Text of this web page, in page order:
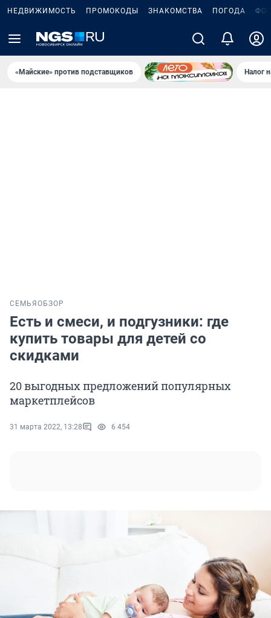
НЕДВИЖИМОСТЬ ПРОМОКОДЫ ЗНАКОМСТВА ПОГОДА
«Майские» против подставщиков Налог
СЕМЬЯ ОБЗОР
Есть и смеси, и подгузники: где
купить товары для детей со
скидками
20 выгодных предложений популярных
маркетплейсов
31 марта 2022, 13:28 6 454